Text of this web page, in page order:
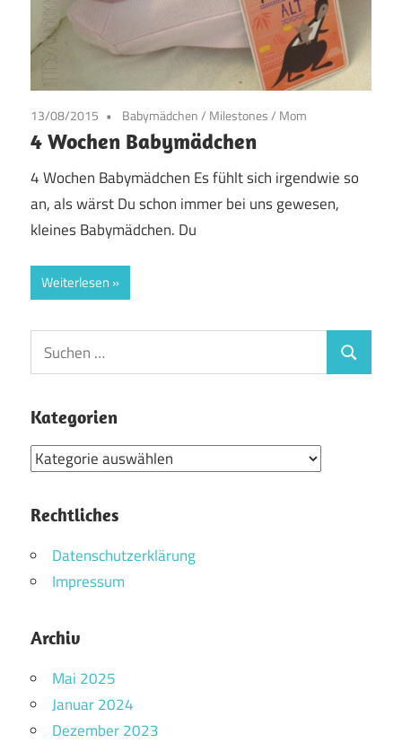
13/08/2015 Babymädchen/ Milestones/ Mom
4 Wochen Babymädchen
4 Wochen Babymädchen Es fühlt sich irgendwie so
an, als wärst Du schon immer bei uns gewesen,
kleines Babymädchen. Du
Weiterlesen
Suchen
nach:
Suchen
Kategorien
Kategorien
Rechtliches
Datenschutzerklärung
Impressum
Archiv
Mai 2025
Januar 2024
Dezember 2023